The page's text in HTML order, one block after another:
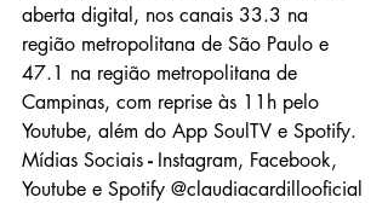
aberta digital, nos canais 33.3 na
região metropolitana de São Paulo e
47.1 na região metropolitana de
Campinas, com reprise às 11h pelo
Youtube, além do App SoulTV e Spotify.
Mídias Sociais - Instagram, Facebook,
Youtube e Spotify @claudiacardillooficial